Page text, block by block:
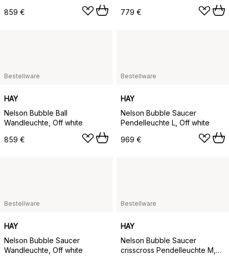
859 €
779 €
Bestellware
HAY
Nelson Bubble Ball
Wandleuchte, Off white
859 €
Bestellware
HAY
Nelson Bubble Saucer
Pendelleuchte L, Off white
969 €
Bestellware
HAY
Nelson Bubble Saucer
Wandleuchte, Off white
Bestellware
HAY
Nelson Bubble Saucer
crisscross Pendelleuchte M,